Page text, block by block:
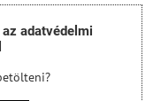
adatvédelmi